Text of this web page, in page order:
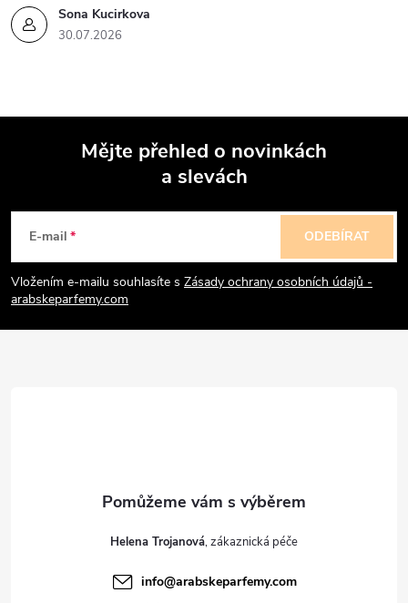
Sona Kucirkova
30.07.2026
p
a
Mějte přehled o novinkách
a slevách
E-mail
Vložením e-mailu souhlasíte s Zásady ochrany osobních údajů -
arabskeparfemy.com
ODEBÍRAT
Helena Trojanová
info@arabskeparfemy.com